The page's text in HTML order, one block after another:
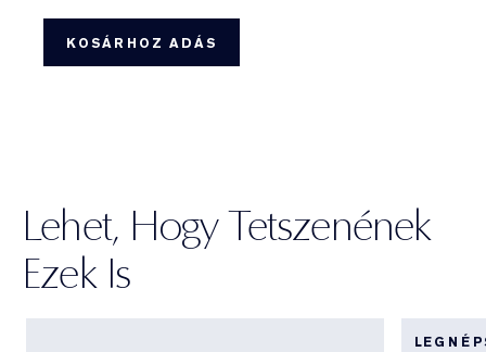
KOSÁRHOZ ADÁS
Lehet, Hogy Tetszenének
Ezek Is